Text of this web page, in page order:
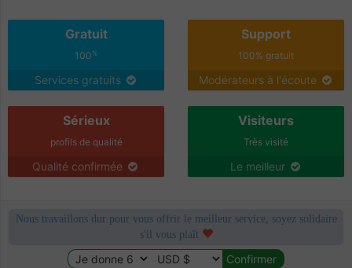
Gratuit
100%
Services gratuits
Support
100% gratuit
Modérateurs à l'écoute
Sérieux
profils de qualité
Qualité confirmée
Visiteurs
Très visité
Le meilleur
Nous travaillons dur pour vous offrir le meilleur service, soyez solidaire
s'il vous plaît